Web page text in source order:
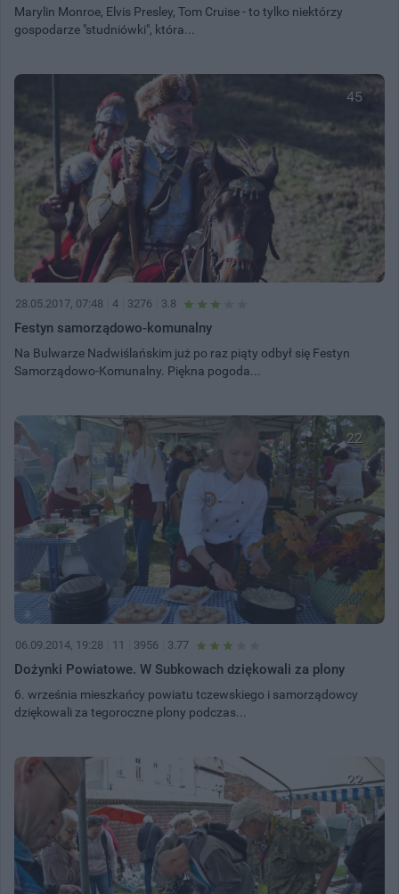
Marylin Monroe, Elvis Presley, Tom Cruise - to tylko niektórzy
gospodarze "studniówki", która...
45
28.05.2017, 07:48 4 3276 3.8
Festyn samorządowo-komunalny
Na Bulwarze Nadwiślańskim już po raz piąty odbył się Festyn
Samorządowo-Komunalny. Piękna pogoda...
22
06.09.2014, 19:28 11 3956 3.77
Dożynki Powiatowe. W Subkowach dziękowali za plony
6. września mieszkańcy powiatu tczewskiego i samorządowcy
dziękowali za tegoroczne plony podczas...
22